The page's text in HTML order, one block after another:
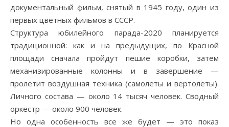
документальный фильм, снятый в 1945 году, один из
первых цветных фильмов в СССР.
Структура юбилейного парада-2020 планируется
традиционной: как и на предыдущих, по Красной
площади сначала пройдут пешие коробки, затем
механизированные колонны и в завершение —
пролетит воздушная техника (самолеты и вертолеты).
Личного состава — около 14 тысяч человек. Сводный
оркестр — около 900 человек.
Но одна особенность все же будет — это показ